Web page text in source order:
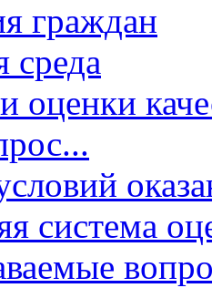
граждан
среда
оценки
система